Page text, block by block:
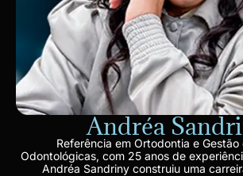
Andréa
Referência em Ortodontia e Gestão
Odontológicas, com 25 anos de
Andréa Sandriny construiu uma